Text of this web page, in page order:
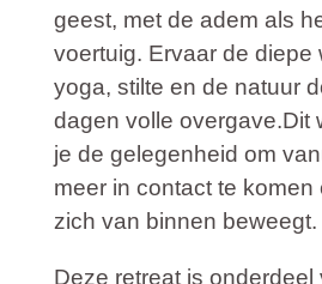
geest, met de adem als
voertuig. Ervaar de diepe
yoga, stilte en de natuur
dagen volle overgave.Dit
je de gelegenheid om
meer in contact te komen
zich van binnen beweegt.
Deze retreat is onderdeel